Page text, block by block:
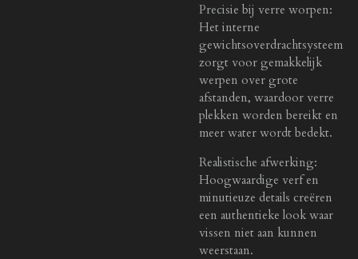
Precisie bij verre worpen:
Het interne
gewichtsoverdrachtsysteem
zorgt voor gemakkelijk
werpen over grote
afstanden, waardoor verre
plekken worden bereikt en
meer water wordt bedekt.
Realistische afwerking:
Hoogwaardige verf en
minutieuze details creëren
een authentieke look waar
vissen niet aan kunnen
weerstaan.